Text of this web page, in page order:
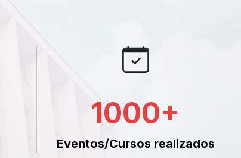
1000+
Eventos/Cursos realizados